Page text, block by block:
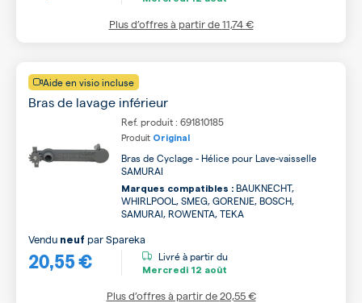
Plus d’offres à partir de11,74 €
Aide en visio incluse
Bras de lavage inférieur
Ref. produit : 691810185
Produit Original
Bras de Cyclage - Hélice pour Lave-vaisselle
SAMURAI
Marques compatibles : BAUKNECHT,
WHIRLPOOL, SMEG, GORENJE, BOSCH,
SAMURAI, ROWENTA, TEKA
20,55 €
Vendu neuf parSpareka
Livré à partir du
Mercredi 12 août
Plus d’offres à partir de20,55 €